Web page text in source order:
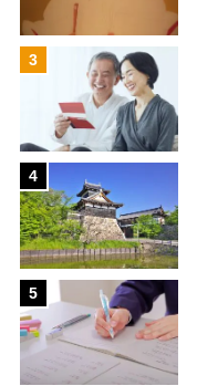
3
4
5